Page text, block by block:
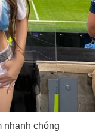
nhanh chóng